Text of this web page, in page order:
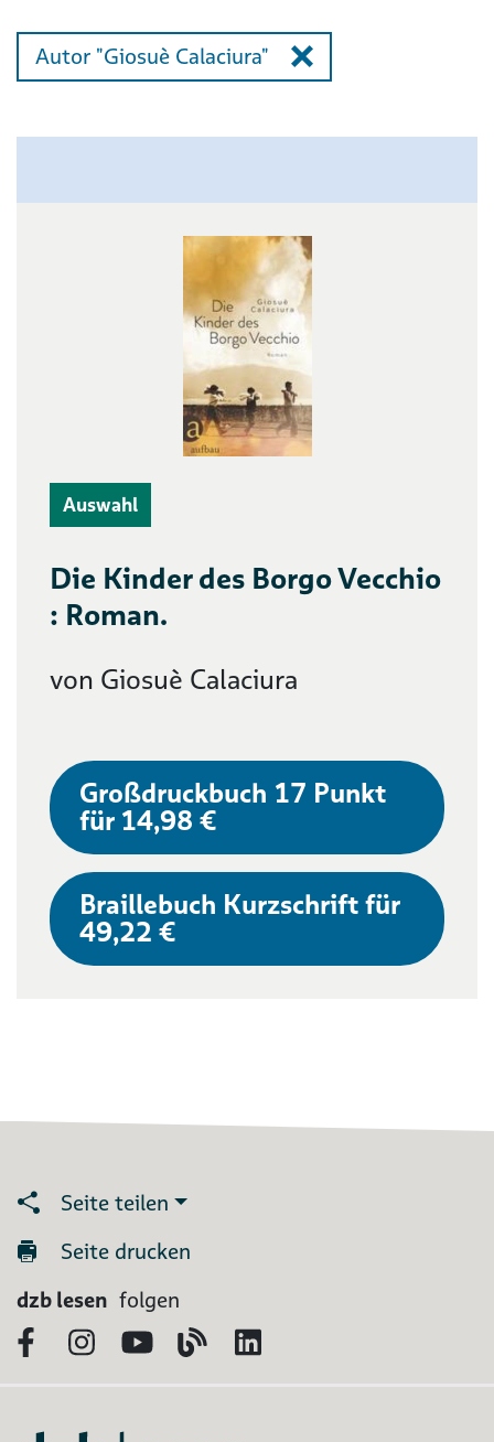
Autor "Giosuè Calaciura"
Auswahl
Die Kinder des Borgo Vecchio
: Roman.
von Giosuè Calaciura
Großdruckbuch 17 Punkt
für 14,98 €
Braillebuch Kurzschrift für
49,22 €
Seite teilen
Seite drucken
dzb lesen folgen
FacebookInstagram
YouTubeBlog